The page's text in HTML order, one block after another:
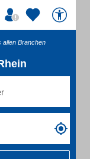
allen Branchen